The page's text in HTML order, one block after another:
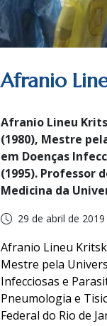
Afranio
Afranio Lineu
(1980), Mestre
em Doenças
(1995). Professor
Medicina da
29 de abril de 2019
Afranio Lineu
Mestre pela
Infecciosas e
Pneumologia e
Federal do Rio de